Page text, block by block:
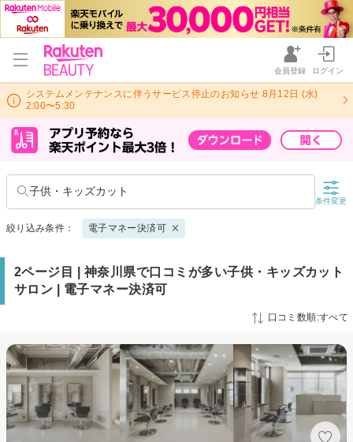
会員登録 ログイン
システムメンテナンスに伴うサービス停止のお知らせ 8月12日 (水)
2:00〜5:30
子供・キッズカット
条件変更
絞り込み条件： 電子マネー決済可
2ページ目 | 神奈川県で口コミが多い子供・キッズカット
サロン | 電子マネー決済可
口コミ数順:すべて